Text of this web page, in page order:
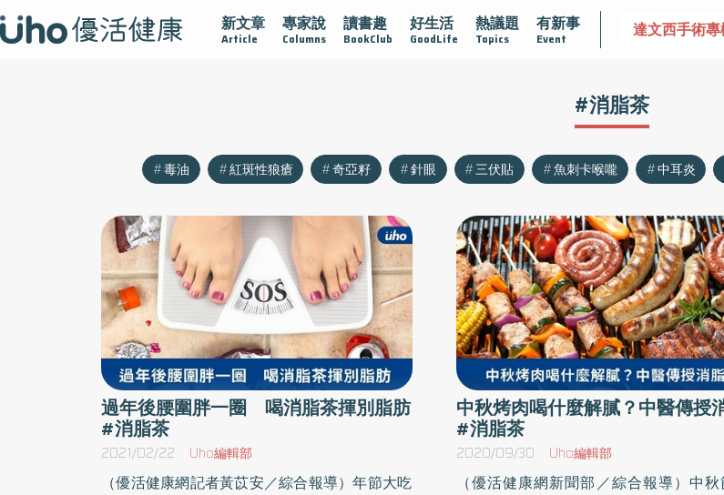
新文章
Article
專家說
Columns
讀書趣
BookClub
好生活
GoodLife
熱議題
Topics
有新事
Event
黏 守護腺在 疫情保衛戰 再生醫學 愛的未來視 認識攝護腺肥大 守護骨骼健康 達文西手術
#消脂茶
毒油 紅斑性狼瘡 奇亞籽 針眼 三伏貼 魚刺卡喉嚨 中耳炎
過年後腰圍胖一圈 喝消脂茶揮別脂肪
#消脂茶
2021/02/22 Uho編輯部
（優活健康網記者黃苡安／綜合報導）年節大吃
中秋烤肉喝什麼解膩？中醫傳授
#消脂茶
2020/09/30 Uho編輯部
（優活健康網新聞部／綜合報導）中